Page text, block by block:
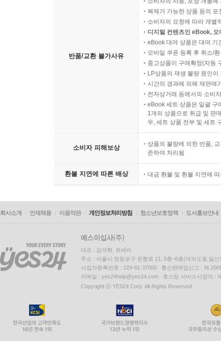
반품/교환 불가사유
복제가 가능한 상품 등의
소비자의 요청에 따라 개별
디지털 컨텐츠인 eBook,
eBook 대여 상품은 대여 기
모바일 쿠폰 등록 후 취소/
중고상품이 구매확정(자동
LP상품의 재생 불량 원인
시간의 경과에 의해 재판매
전자상거래 등에서의 소비
eBook 세트 상품은 일괄 구
1개의 상품으로 취급 및 판
우, 세트 상품 전부 및 세트
소비자 피해보상
상품의 불량에 의한 반품,
준하여 처리됨
환불 지연에 따른 배상 대금 환불 및 환불 지연에
회사소개 인재채용 이용약관 개인정보처리방침 청소년보호정책 도서홍보안내
대표 : 김석환, 최세라
주소 : 서울시 영등포구 은행로 11, 5층~6층(여의도동,일신
사업자등록번호 : 229-81-37000 통신판매업신고 : 제
이메일 : yes24help@yes24.com 호스팅 서비스사업자 :
Copyright ⓒ YES24 Corp. All Rights Reserved.